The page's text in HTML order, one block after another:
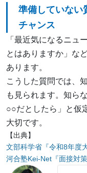
準備していない
チャンス
「最近気になるニュ
とはありますか」な
あります。
こうした質問では、
も見られます。知ら
○○だとしたら」と仮
大切です。
【出典】
文部科学省『令和8年度
河合塾Kei-Net『面接対策